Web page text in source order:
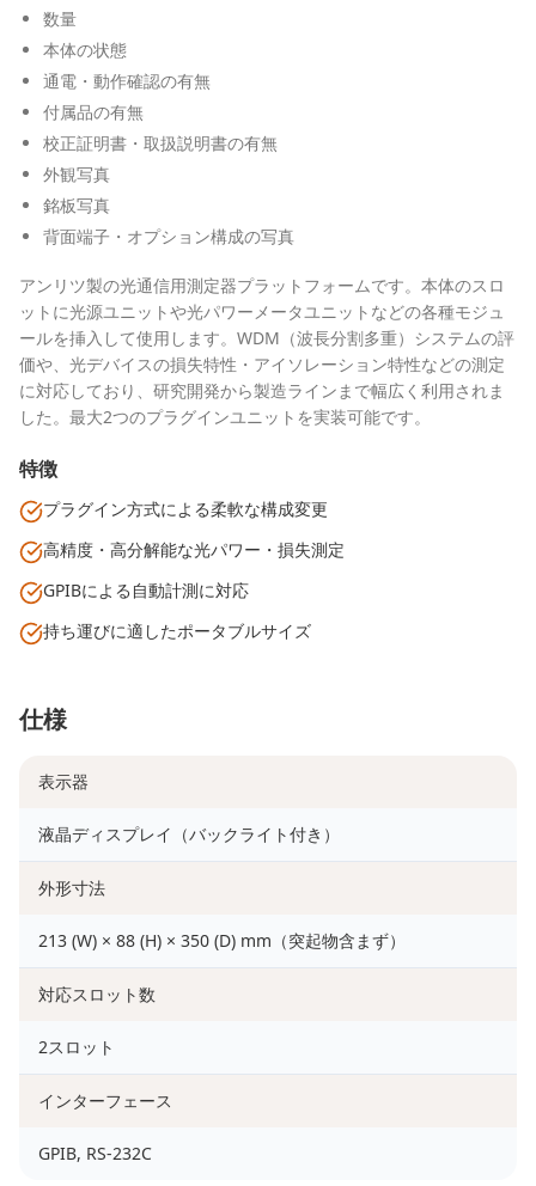
数量
本体の状態
通電・動作確認の有無
付属品の有無
校正証明書・取扱説明書の有無
外観写真
銘板写真
背面端子・オプション構成の写真
アンリツ製の光通信用測定器プラットフォームです。本体のスロ
ットに光源ユニットや光パワーメータユニットなどの各種モジュ
ールを挿入して使用します。WDM（波長分割多重）システムの評
価や、光デバイスの損失特性・アイソレーション特性などの測定
に対応しており、研究開発から製造ラインまで幅広く利用されま
した。最大2つのプラグインユニットを実装可能です。
特徴
プラグイン方式による柔軟な構成変更
高精度・高分解能な光パワー・損失測定
GPIBによる自動計測に対応
持ち運びに適したポータブルサイズ
仕様
表示器
液晶ディスプレイ（バックライト付き）
外形寸法
213 (W) × 88 (H) × 350 (D) mm（突起物含まず）
対応スロット数
2スロット
インターフェース
GPIB, RS-232C